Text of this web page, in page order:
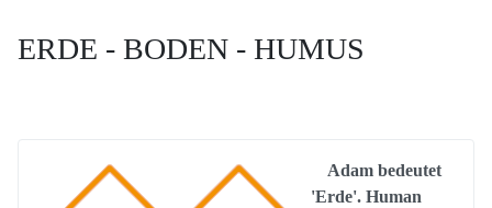
ERDE - BODEN - HUMUS
Adam bedeutet
'Erde'. Human